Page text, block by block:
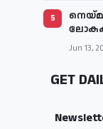
5
Jun 13,
GET